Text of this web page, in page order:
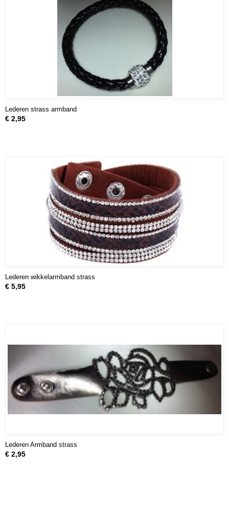
Lederen strass armband
€ 2,95
Lederen wikkelarmband strass
€ 5,95
Lederen Armband strass
€ 2,95